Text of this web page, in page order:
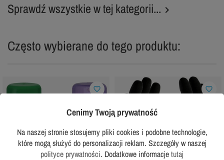
Sprawdź wszystkie w tej kategorii... 
Często wybierane do tego produktu:
favorite_border favorite_border
Cenimy Twoją prywatność
Na naszej stronie stosujemy pliki cookies i podobne technologie,
które mogą służyć do personalizacji reklam. Szczegóły w naszej
polityce prywatności. Dodatkowe informacjetutaj